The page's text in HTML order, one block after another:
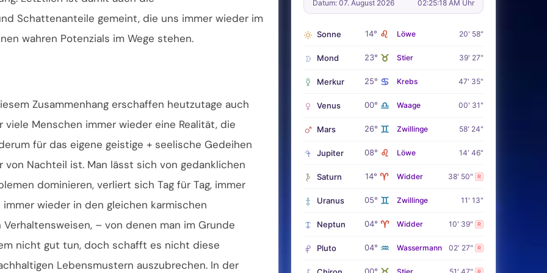
Schattenanteile gemeint, die uns immer wieder im
wahren Potenzials im Wege stehen.
Zusammenhang erschaffen heutzutage auch
viele Menschen immer wieder eine Realität, die
für das eigene geistige + seelische Gedeihen
von Nachteil ist. Man lässt sich von gedanklichen
dominieren, verliert sich Tag für Tag, immer
immer wieder in den gleichen karmischen
– von denen man im Grunde
nicht gut tun, doch schafft es nicht diese
Lebensmustern auszubrechen. In der
Datum: 07. August 2026 02:25:20 AM Uhr
Sonne 14° ♌ Löwe 20' 58"
Mond 23° ♉ Stier 39' 27"
Merkur 25° ♋ Krebs 47' 35"
Venus 00° ♎ Waage 00' 31"
Mars 26° ♊ Zwillinge 58' 24"
Jupiter 08° ♌ Löwe 14' 46"
Saturn 14° ♈ Widder 38' 50" R
Uranus 05° ♊ Zwillinge 11' 13"
Neptun 04° ♈ Widder 10' 39" R
Pluto 04° ♒ Wassermann 02' 27" R
00°